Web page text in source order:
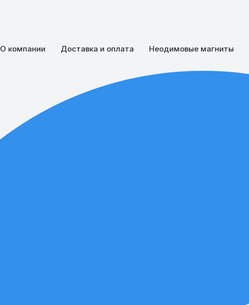
О компании Доставка и оплата Неодимовые магниты